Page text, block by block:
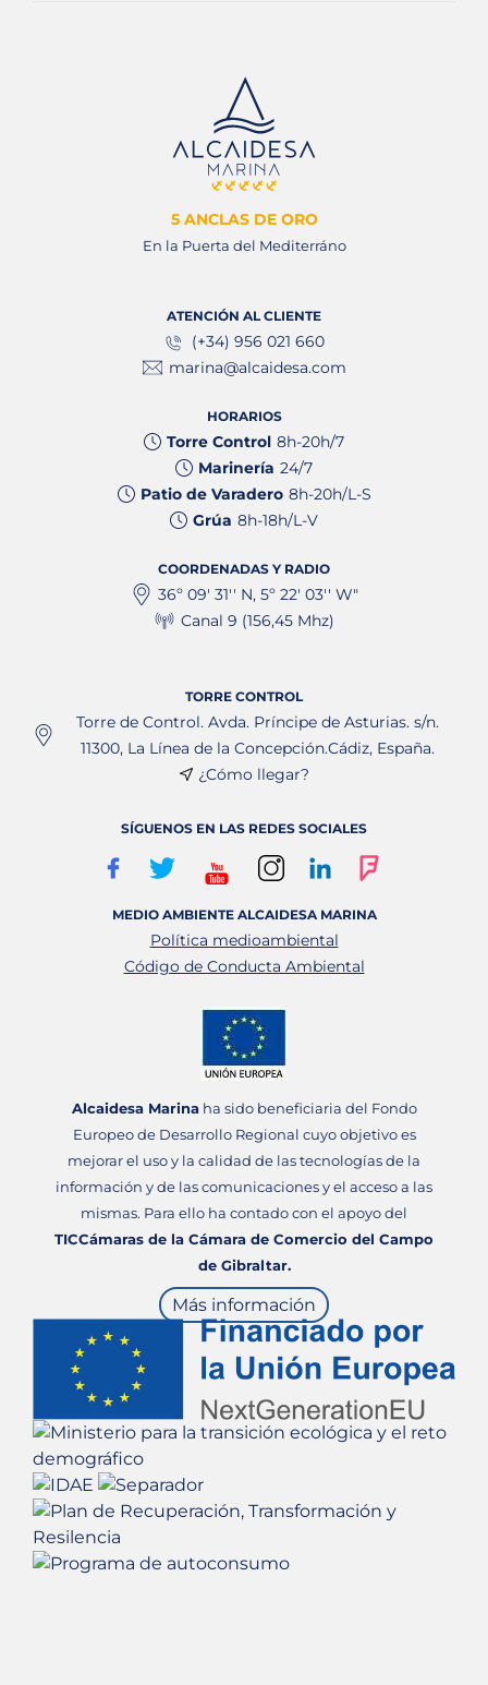
5 ANCLAS DE ORO
En la Puerta del Mediterráno
ATENCIÓN AL CLIENTE
(+34) 956 021 660
marina@alcaidesa.com
HORARIOS
Torre Control 8h-20h/7
Marinería 24/7
Patio de Varadero 8h-20h/L-S
Grúa 8h-18h/L-V
COORDENADAS Y RADIO
36º 09' 31'' N, 5º 22' 03'' W"
Canal 9 (156,45 Mhz)
TORRE CONTROL
Torre de Control. Avda. Príncipe de Asturias. s/n.
11300, La Línea de la Concepción.Cádiz, España.
¿Cómo llegar?
SÍGUENOS EN LAS REDES SOCIALES
MEDIO AMBIENTE ALCAIDESA MARINA
Política medioambiental
Código de Conducta Ambiental
Alcaidesa Marinaha sido beneficiaria del Fondo
Europeo de Desarrollo Regional cuyo objetivo es
mejorar el uso y la calidad de las tecnologías de la
información y de las comunicaciones y el acceso a las
mismas. Para ello ha contado con el apoyo del
TICCámaras de la Cámara de Comercio del Campo
de Gibraltar.
Más información